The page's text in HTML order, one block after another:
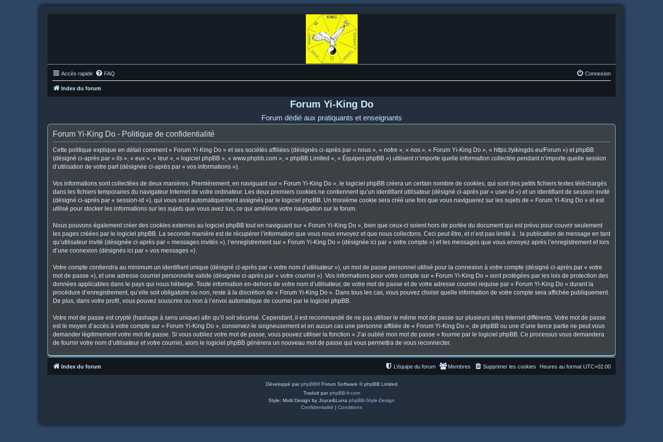
Accès rapide FAQ Connexion
Index du forum
Forum Yi-King Do
Forum dédié aux pratiquants et enseignants
Forum Yi-King Do - Politique de confidentialité
Cette politique explique en détail comment « Forum Yi-King Do » et ses sociétés affiliées (désignés ci-après par « nous », « notre », « nos », « Forum Yi-King Do », « https://yikingdo.eu/Forum ») et phpBB
(désigné ci-après par « ils », « eux », « leur », « logiciel phpBB », « www.phpbb.com », « phpBB Limited », « Équipes phpBB ») utilisent n’importe quelle information collectée pendant n’importe quelle session
d’utilisation de votre part (désignée ci-après par « vos informations »).
Vos informations sont collectées de deux manières. Premièrement, en naviguant sur « Forum Yi-King Do », le logiciel phpBB créera un certain nombre de cookies, qui sont des petits fichiers textes téléchargés
dans les fichiers temporaires du navigateur Internet de votre ordinateur. Les deux premiers cookies ne contiennent qu’un identifiant utilisateur (désigné ci-après par « user-id ») et un identifiant de session invité
(désigné ci-après par « session-id »), qui vous sont automatiquement assignés par le logiciel phpBB. Un troisième cookie sera créé une fois que vous naviguerez sur les sujets de « Forum Yi-King Do » et est
utilisé pour stocker les informations sur les sujets que vous avez lus, ce qui améliore votre navigation sur le forum.
Nous pouvons également créer des cookies externes au logiciel phpBB tout en naviguant sur « Forum Yi-King Do », bien que ceux-ci soient hors de portée du document qui est prévu pour couvrir seulement
les pages créées par le logiciel phpBB. La seconde manière est de récupérer l’information que vous nous envoyez et que nous collectons. Ceci peut être, et n’est pas limité à : la publication de message en tant
qu’utilisateur invité (désignée ci-après par « messages invités »), l’enregistrement sur « Forum Yi-King Do » (désignée ici par « votre compte ») et les messages que vous envoyez après l’enregistrement et lors
d’une connexion (désignés ici par « vos messages »).
Votre compte contiendra au minimum un identifiant unique (désigné ci-après par « votre nom d’utilisateur »), un mot de passe personnel utilisé pour la connexion à votre compte (désigné ci-après par « votre
mot de passe »), et une adresse courriel personnelle valide (désignée ci-après par « votre courriel »). Vos informations pour votre compte sur « Forum Yi-King Do » sont protégées par les lois de protection des
données applicables dans le pays qui nous héberge. Toute information en-dehors de votre nom d’utilisateur, de votre mot de passe et de votre adresse courriel requise par « Forum Yi-King Do » durant la
procédure d’enregistrement, qu’elle soit obligatoire ou non, reste à la discrétion de « Forum Yi-King Do ». Dans tous les cas, vous pouvez choisir quelle information de votre compte sera affichée publiquement.
De plus, dans votre profil, vous pouvez souscrire ou non à l’envoi automatique de courriel par le logiciel phpBB.
Votre mot de passe est crypté (hashage à sens unique) afin qu’il soit sécurisé. Cependant, il est recommandé de ne pas utiliser le même mot de passe sur plusieurs sites Internet différents. Votre mot de passe
est le moyen d’accès à votre compte sur « Forum Yi-King Do », conservez-le soigneusement et en aucun cas une personne affiliée de « Forum Yi-King Do », de phpBB ou une d’une tierce partie ne peut vous
demander légitimement votre mot de passe. Si vous oubliez votre mot de passe, vous pouvez utiliser la fonction « J’ai oublié mon mot de passe » fournie par le logiciel phpBB. Ce processus vous demandera
de fournir votre nom d’utilisateur et votre courriel, alors le logiciel phpBB générera un nouveau mot de passe qui vous permettra de vous reconnecter.
Index du forum Heures au format UTC+02:00
Supprimer les cookies
Membres
L’équipe du forum
Développé parphpBB® Forum Software © phpBB Limited
Traduit parphpBB-fr.com
Style: Multi Design by Joyce&Luna phpBB-Style-Design
Confidentialité | Conditions